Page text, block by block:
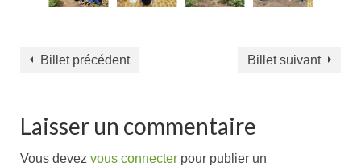
Billet précédent Billet suivant
Laisser un commentaire
Vous devez vous connecter pour publier un